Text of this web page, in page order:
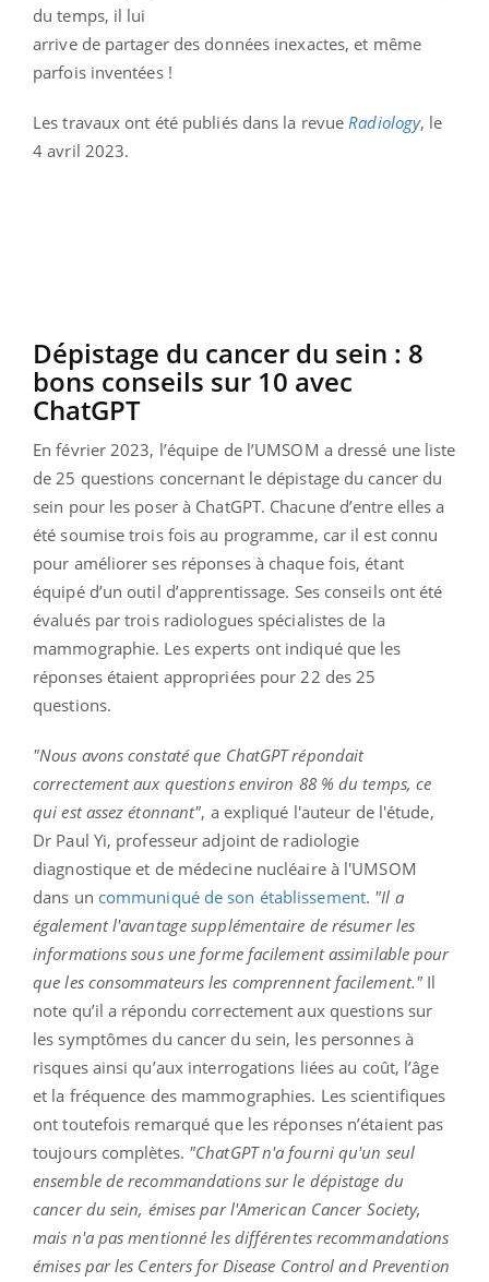
du temps, il lui
arrive de partager des données inexactes, et même
parfois inventées !
Les travaux ont été publiés dans la revueRadiology, le
4 avril 2023.
Dépistage du cancer du sein : 8
bons conseils sur 10 avec
ChatGPT
En février 2023, l’équipe de l’UMSOM a dressé une liste
de 25 questions concernant le dépistage du cancer du
sein pour les poser à ChatGPT. Chacune d’entre elles a
été soumise trois fois au programme, car il est connu
pour améliorer ses réponses à chaque fois, étant
équipé d’un outil d’apprentissage. Ses conseils ont été
évalués par trois radiologues spécialistes de la
mammographie. Les experts ont indiqué que les
réponses étaient appropriées pour 22 des 25
questions.
"Nous avons constaté que ChatGPT répondait
correctement aux questions environ 88 % du temps, ce
qui est assez étonnant", a expliqué l'auteur de l'étude,
Dr Paul Yi, professeur adjoint de radiologie
diagnostique et de médecine nucléaire à l'UMSOM
dans un communiqué de son établissement. "Il a
également l'avantage supplémentaire de résumer les
informations sous une forme facilement assimilable pour
que les consommateurs les comprennent facilement." Il
note qu’il a répondu correctement aux questions sur
les symptômes du cancer du sein, les personnes à
risques ainsi qu’aux interrogations liées au coût, l’âge
et la fréquence des mammographies. Les scientifiques
ont toutefois remarqué que les réponses n’étaient pas
toujours complètes. "ChatGPT n'a fourni qu'un seul
ensemble de recommandations sur le dépistage du
cancer du sein, émises par l'American Cancer Society,
mais n'a pas mentionné les différentes recommandations
émises par les Centers for Disease Control and Prevention